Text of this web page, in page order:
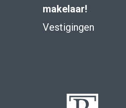
makelaar!
Vestigingen